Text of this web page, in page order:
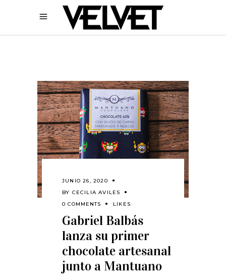
JUNIO 26, 2020
BY CECILIA AVILES
0 COMMENTS
LIKES
Gabriel Balbás
lanza su primer
chocolate artesanal
junto a Mantuano